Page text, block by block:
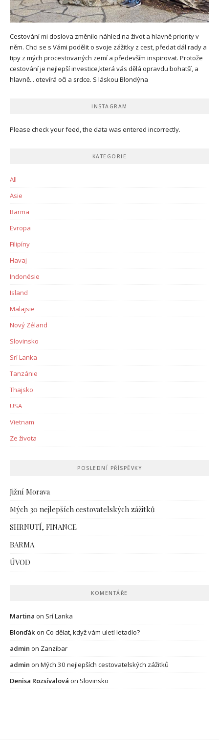
Cestování mi doslova změnilo náhled na život a hlavně priority v
něm. Chci se s Vámi podělit o svoje zážitky z cest, předat dál rady a
tipy z mých procestovaných zemí a především inspirovat. Protože
cestování je nejlepší investice,která vás dělá opravdu bohatší, a
hlavně... otevírá oči a srdce. S láskou Blondýna
INSTAGRAM
Please check your feed, the data was entered incorrectly.
KATEGORIE
All
Asie
Barma
Evropa
Filipíny
Havaj
Indonésie
Island
Malajsie
Nový Zéland
Slovinsko
Srí Lanka
Tanzánie
Thajsko
USA
Vietnam
Ze života
POSLEDNÍ PŘÍSPĚVKY
Jižní Morava
Mých 30 nejlepších cestovatelských zážitků
SHRNUTÍ, FINANCE
BARMA
ÚVOD
KOMENTÁŘE
Martina on Srí Lanka
Blonďákon Co dělat, když vám uletí letadlo?
admin on Zanzibar
admin on Mých 30 nejlepších cestovatelských zážitků
Denisa Rozsívalová on Slovinsko